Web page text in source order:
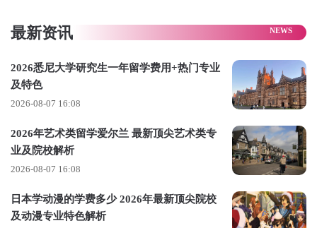
人文科学研究科：文学、语言学、历史学。
国际交流研究科：国际关系、跨文化研究。
工学研究科：环境工程、信息科学。
药学研究科：药学、医疗科学。
看护学研究科：看护学、健康科学。
最新资讯
2026悉尼大学研究生一年留学费用+热门专业
及特色
2026-08-07 16:08
2026年艺术类留学爱尔兰 最新顶尖艺术类专
业及院校解析
2026-08-07 16:08
日本学动漫的学费多少 2026年最新顶尖院校
及动漫专业特色解析